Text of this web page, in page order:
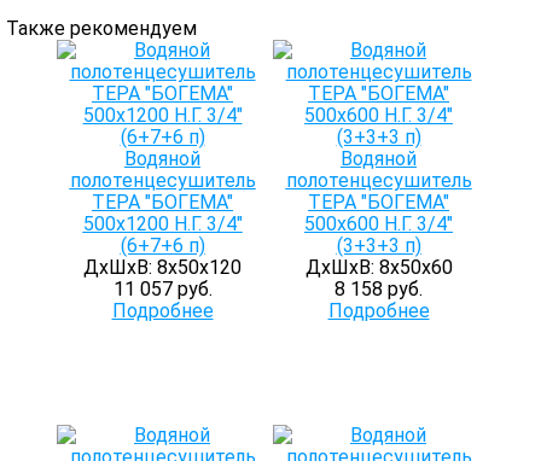
Также рекомендуем
Водяной
полотенцесушитель
ТЕРА "БОГЕМА"
500х1200 Н.Г. 3/4"
(6+7+6 п)
ДхШхВ: 8х50х120
11 057 руб.
Подробнее
Водяной
полотенцесушитель
ТЕРА "БОГЕМА"
500х600 Н.Г. 3/4"
(3+3+3 п)
ДхШхВ: 8х50х60
8 158 руб.
Подробнее